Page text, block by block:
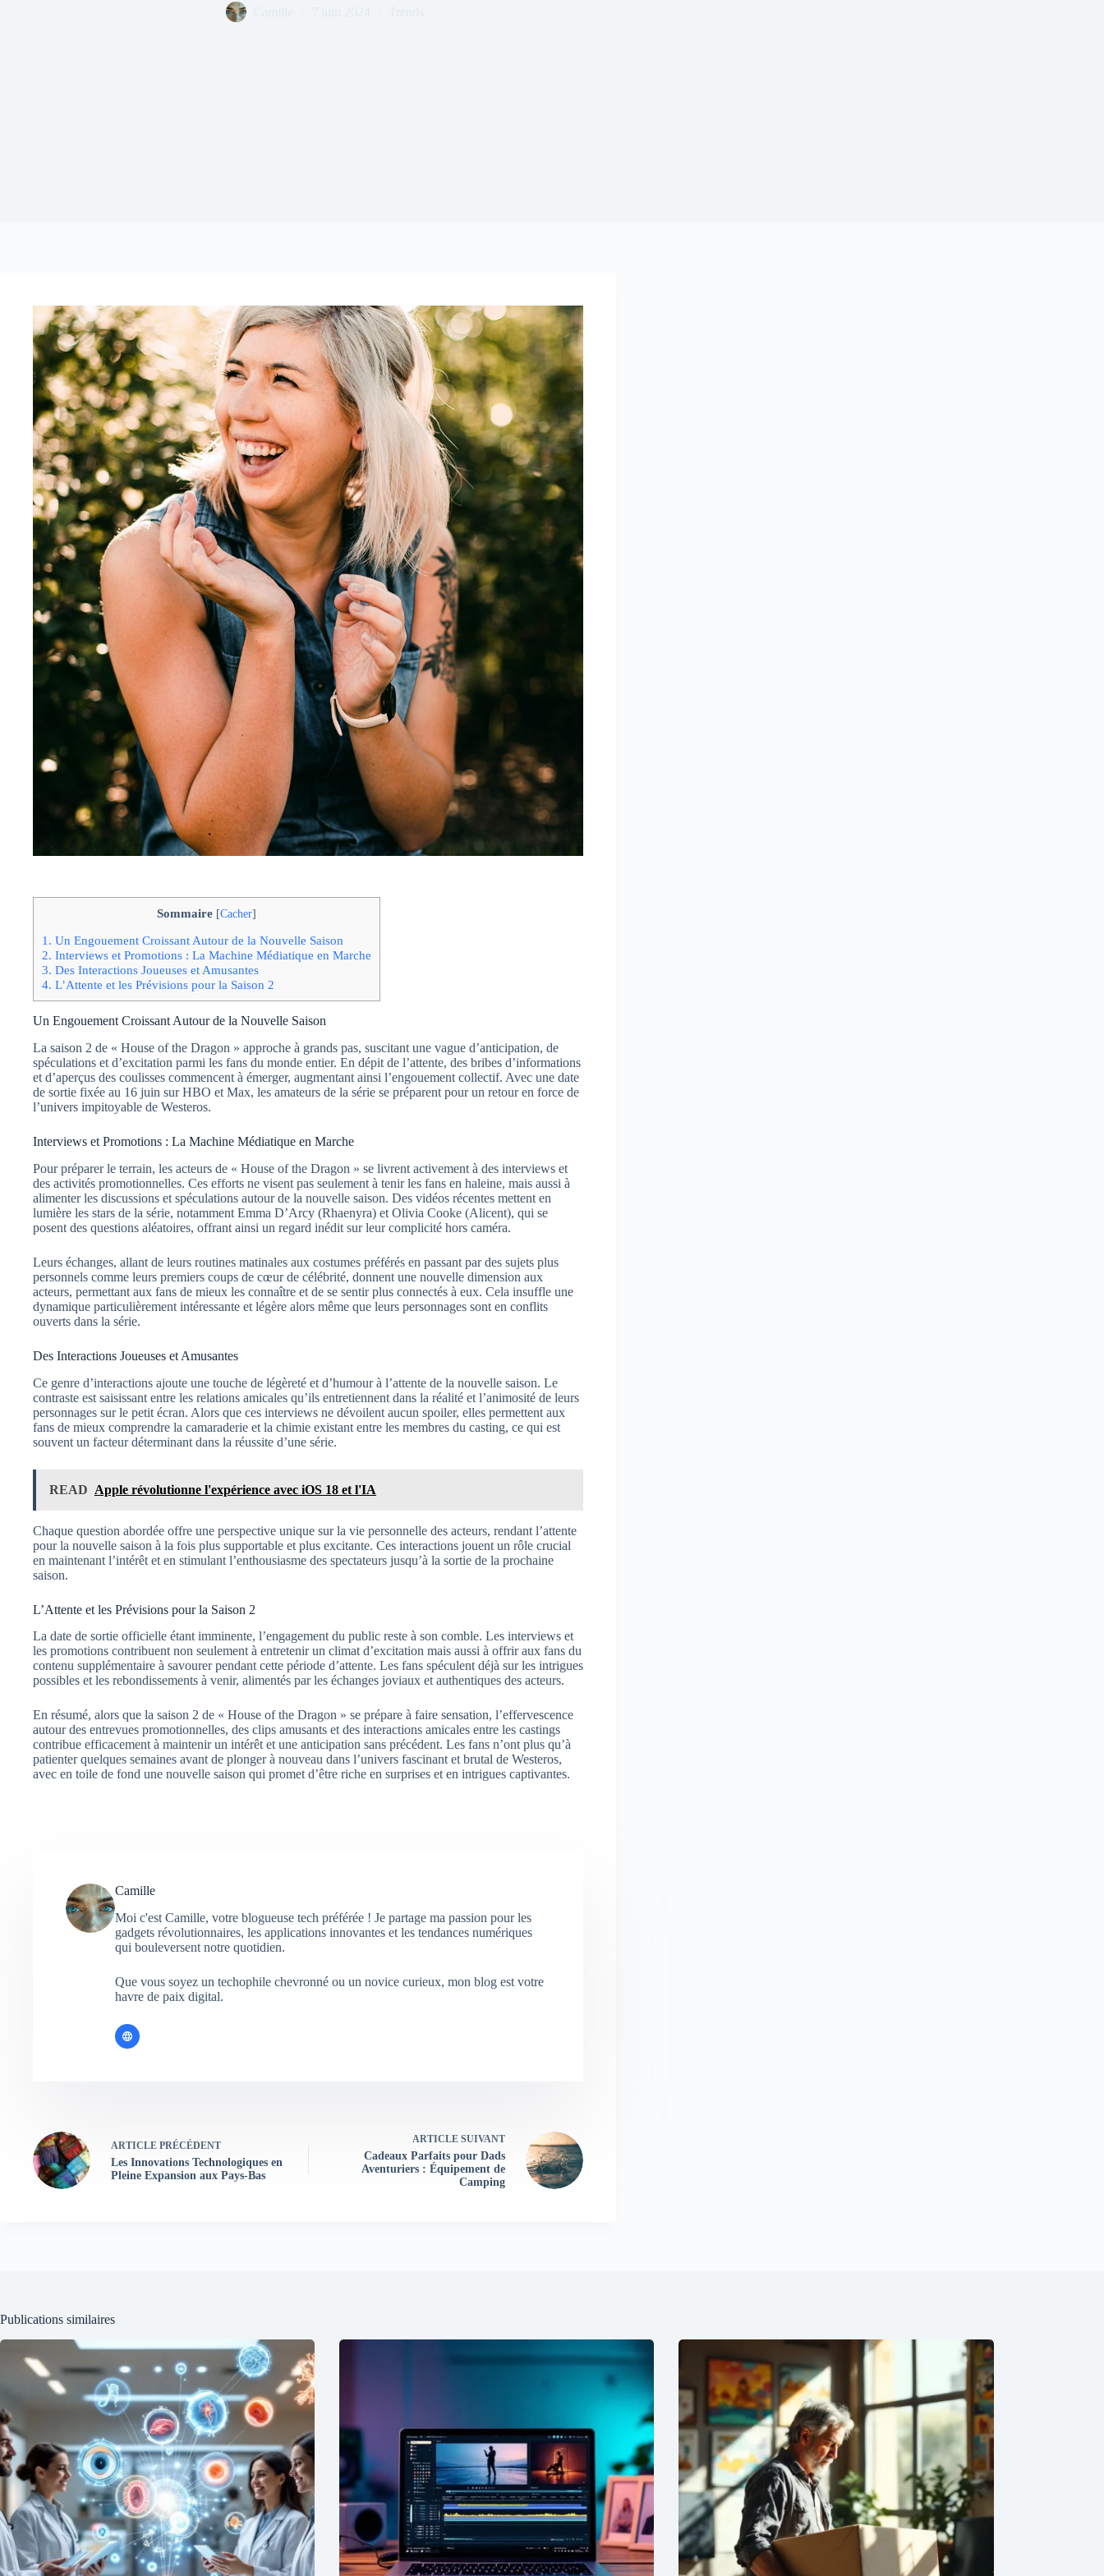
Sommaire [Cacher]
1. Un Engouement Croissant Autour de la Nouvelle Saison
2. Interviews et Promotions : La Machine Médiatique en Marche
3. Des Interactions Joueuses et Amusantes
4. L’Attente et les Prévisions pour la Saison 2
Un Engouement Croissant Autour de la Nouvelle Saison
La saison 2 de « House of the Dragon » approche à grands pas, suscitant une vague d’anticipation, de
spéculations et d’excitation parmi les fans du monde entier. En dépit de l’attente, des bribes d’informations
et d’aperçus des coulisses commencent à émerger, augmentant ainsi l’engouement collectif. Avec une date
de sortie fixée au 16 juin sur HBO et Max, les amateurs de la série se préparent pour un retour en force de
l’univers impitoyable de Westeros.
Interviews et Promotions : La Machine Médiatique en Marche
Pour préparer le terrain, les acteurs de « House of the Dragon » se livrent activement à des interviews et
des activités promotionnelles. Ces efforts ne visent pas seulement à tenir les fans en haleine, mais aussi à
alimenter les discussions et spéculations autour de la nouvelle saison. Des vidéos récentes mettent en
lumière les stars de la série, notamment Emma D’Arcy (Rhaenyra) et Olivia Cooke (Alicent), qui se
posent des questions aléatoires, offrant ainsi un regard inédit sur leur complicité hors caméra.
Leurs échanges, allant de leurs routines matinales aux costumes préférés en passant par des sujets plus
personnels comme leurs premiers coups de cœur de célébrité, donnent une nouvelle dimension aux
acteurs, permettant aux fans de mieux les connaître et de se sentir plus connectés à eux. Cela insuffle une
dynamique particulièrement intéressante et légère alors même que leurs personnages sont en conflits
ouverts dans la série.
Des Interactions Joueuses et Amusantes
Ce genre d’interactions ajoute une touche de légèreté et d’humour à l’attente de la nouvelle saison. Le
contraste est saisissant entre les relations amicales qu’ils entretiennent dans la réalité et l’animosité de leurs
personnages sur le petit écran. Alors que ces interviews ne dévoilent aucun spoiler, elles permettent aux
fans de mieux comprendre la camaraderie et la chimie existant entre les membres du casting, ce qui est
souvent un facteur déterminant dans la réussite d’une série.
READ Apple révolutionne l'expérience avec iOS 18 et l'IA
Chaque question abordée offre une perspective unique sur la vie personnelle des acteurs, rendant l’attente
pour la nouvelle saison à la fois plus supportable et plus excitante. Ces interactions jouent un rôle crucial
en maintenant l’intérêt et en stimulant l’enthousiasme des spectateurs jusqu’à la sortie de la prochaine
saison.
L’Attente et les Prévisions pour la Saison 2
La date de sortie officielle étant imminente, l’engagement du public reste à son comble. Les interviews et
les promotions contribuent non seulement à entretenir un climat d’excitation mais aussi à offrir aux fans du
contenu supplémentaire à savourer pendant cette période d’attente. Les fans spéculent déjà sur les intrigues
possibles et les rebondissements à venir, alimentés par les échanges joviaux et authentiques des acteurs.
En résumé, alors que la saison 2 de « House of the Dragon » se prépare à faire sensation, l’effervescence
autour des entrevues promotionnelles, des clips amusants et des interactions amicales entre les castings
contribue efficacement à maintenir un intérêt et une anticipation sans précédent. Les fans n’ont plus qu’à
patienter quelques semaines avant de plonger à nouveau dans l’univers fascinant et brutal de Westeros,
avec en toile de fond une nouvelle saison qui promet d’être riche en surprises et en intrigues captivantes.
Camille
Moi c'est Camille, votre blogueuse tech préférée ! Je partage ma passion pour les
gadgets révolutionnaires, les applications innovantes et les tendances numériques
qui bouleversent notre quotidien.
Que vous soyez un techophile chevronné ou un novice curieux, mon blog est votre
havre de paix digital.
ARTICLE PRÉCÉDENT
Les Innovations Technologiques en
Pleine Expansion aux Pays-Bas
ARTICLE SUIVANT
Cadeaux Parfaits pour Dads
Aventuriers : Équipement de
Camping
Publications similaires